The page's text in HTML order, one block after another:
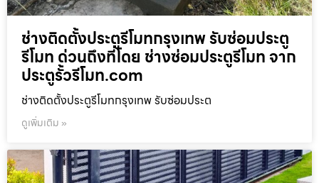
ช่างติดตั้งประตูรีโมทกรุงเทพ รับซ่อมประตู
รีโมท ด่วนถึงที่โดย ช่างซ่อมประตูรีโมท จาก
ประตูรั้วรีโมท.com
ช่างติดตั้งประตูรีโมทกรุงเทพ รับซ่อมประต
ดูเพิ่มเติม »